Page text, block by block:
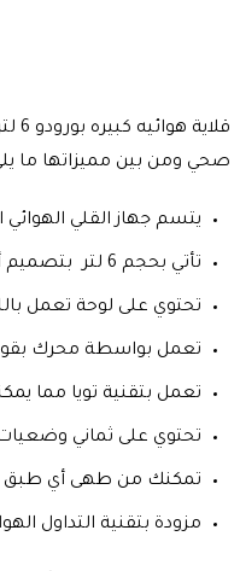
صحي ومن بين مميزاتها ما
يتسم جهاز القلي
تأتي بحجم 6 لتر بتصميم أنيق يجمع ما بين المواصفات القياسية والقدرة على طهي كمية كبيرة من الطعام.
تحتوي على لوحة تعمل
تعمل بواسطة محرك بقوة 1800 وات وبذلك يسهل عليك طهو الطعام القاسي بصورة سريعة وبشكل
تعمل بتقنية تويا مما
تحتوي على ثماني
تمكنك من طهى أي طبق تريده
مزودة بتقنية التداول